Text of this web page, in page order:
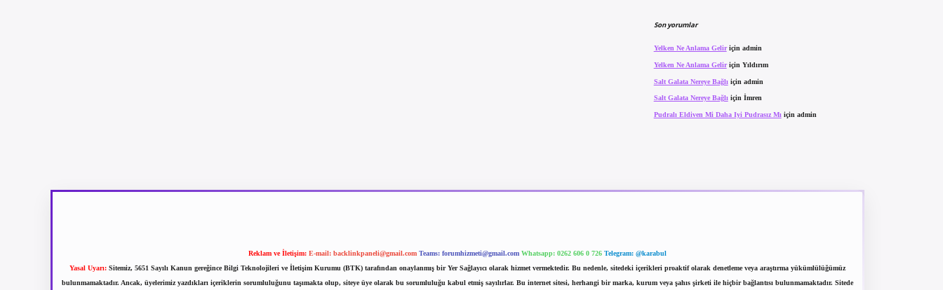
Son yorumlar
Yelken Ne Anlama Geliriçin admin
Yelken Ne Anlama Geliriçin Yıldırım
Salt Galata Nereye Bağlı için admin
Salt Galata Nereye Bağlı için İmren
Pudralı Eldiven Mi Daha Iyi Pudrasız Mı için admin
Reklam ve İletişim: E-mail: backlinkpaneli@gmail.com Teams: forumhizmeti@gmail.com Whatsapp: 0262 606 0 726 Telegram: @karabul
Yasal Uyarı: Sitemiz, 5651 Sayılı Kanun gereğince Bilgi Teknolojileri ve İletişim Kurumu (BTK) tarafından onaylanmış bir Yer Sağlayıcı olarak hizmet vermektedir. Bu nedenle, sitedeki içerikleri proaktif olarak denetleme veya araştırma yükümlülüğümüz
bulunmamaktadır. Ancak, üyelerimiz yazdıkları içeriklerin sorumluluğunu taşımakta olup, siteye üye olarak bu sorumluluğu kabul etmiş sayılırlar. Bu internet sitesi, herhangi bir marka, kurum veya şahıs şirketi ile hiçbir bağlantısı bulunmamaktadır. Sitede